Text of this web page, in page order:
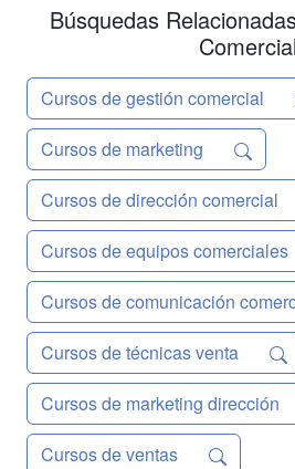
- Conocer...
Búsquedas
Comercial
Cursos de gestión comercial
Cursos de marketing
Cursos de dirección comercial
Cursos de equipos comerciales
Cursos de comunicación
Cursos de técnicas venta
Cursos de marketing dirección
Cursos de ventas